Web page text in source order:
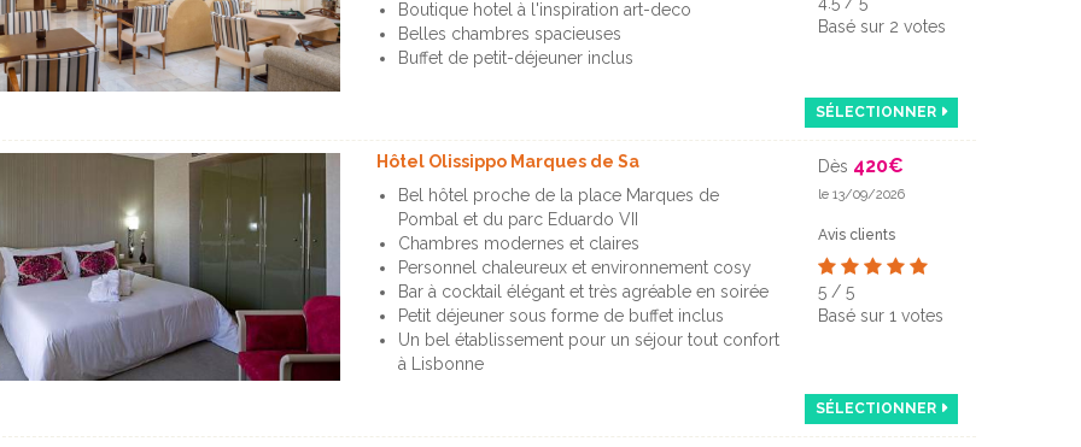
Boutique hotel à l'inspiration art-deco
Belles chambres spacieuses
Buffet de petit-déjeuner inclus
Basé sur 2 votes
SÉLECTIONNER
Hôtel Olissippo Marques de Sa
Bel hôtel proche de la place Marques de
Pombal et du parc Eduardo VII
Chambres modernes et claires
Personnel chaleureux et environnement cosy
Bar à cocktail élégant et très agréable en soirée
Petit déjeuner sous forme de buffet inclus
Un bel établissement pour un séjour tout confort
à Lisbonne
Dès 420€
le 13/09/2026
Avis clients
5/ 5
Basé sur 1 votes
SÉLECTIONNER